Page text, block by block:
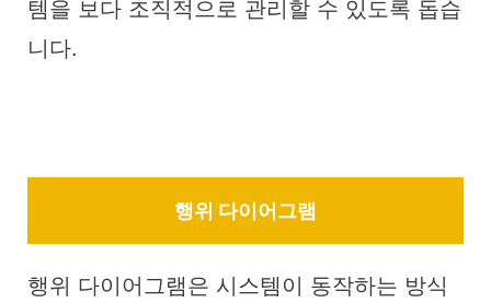
템을 보다 조직적으로 관리할 수 있도록 돕습
니다.
행위 다이어그램
행위 다이어그램은 시스템이 동작하는 방식